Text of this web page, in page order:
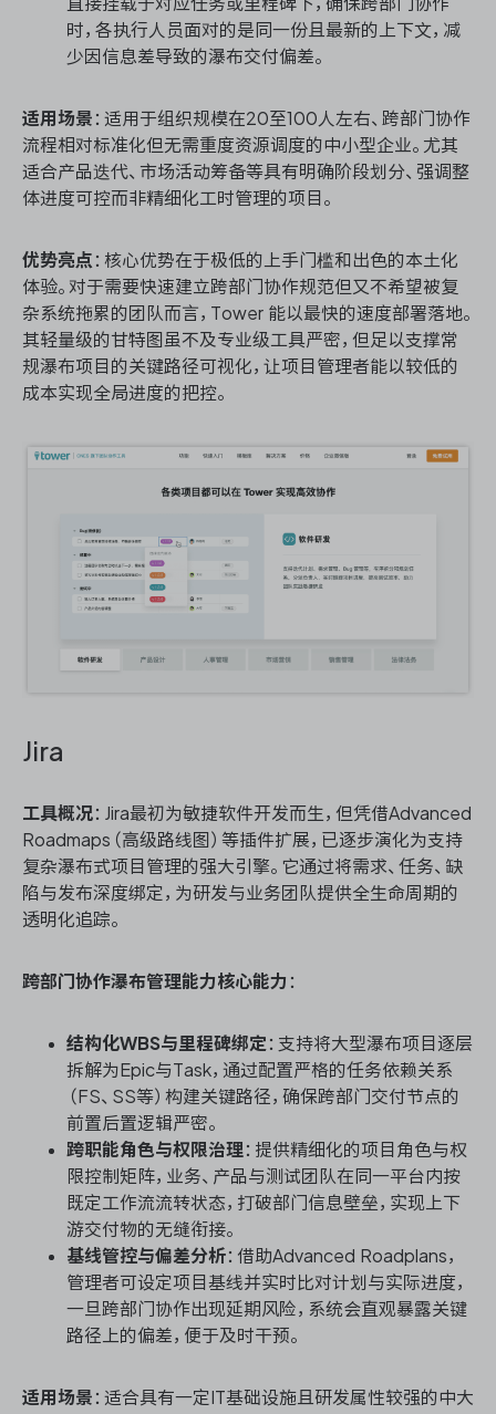
时，各执行人员面对的是同一份且最新的上下文，减
少因信息差导致的瀑布交付偏差。
适用场景 ：适用于组织规模在20至100人左右、跨部门协作
流程相对标准化但无需重度资源调度的中小型企业。尤其
适合产品迭代、市场活动筹备等具有明确阶段划分、强调整
体进度可控而非精细化工时管理的项目。
优势亮点 ：核心优势在于极低的上手门槛和出色的本土化
体验。对于需要快速建立跨部门协作规范但又不希望被复
杂系统拖累的团队而言，Tower 能以最快的速度部署落地。
其轻量级的甘特图虽不及专业级工具严密，但足以支撑常
规瀑布项目的关键路径可视化，让项目管理者能以较低的
成本实现全局进度的把控。
Jira
工具概况：Jira最初为敏捷软件开发而生，但凭借Advanced
Roadmaps（高级路线图）等插件扩展，已逐步演化为支持
复杂瀑布式项目管理的强大引擎。它通过将需求、任务、缺
陷与发布深度绑定，为研发与业务团队提供全生命周期的
透明化追踪。
跨部门协作瀑布管理能力核心能力 ：
结构化WBS与里程碑绑定 ：支持将大型瀑布项目逐层
拆解为Epic与Task，通过配置严格的任务依赖关系
（FS、SS等）构建关键路径，确保跨部门交付节点的
前置后置逻辑严密。
跨职能角色与权限治理：提供精细化的项目角色与权
限控制矩阵，业务、产品与测试团队在同一平台内按
既定工作流流转状态，打破部门信息壁垒，实现上下
游交付物的无缝衔接。
基线管控与偏差分析：借助Advanced Roadplans，
管理者可设定项目基线并实时比对计划与实际进度，
一旦跨部门协作出现延期风险，系统会直观暴露关键
路径上的偏差，便于及时干预。
适用场景 ：适合具有一定IT基础设施且研发属性较强的中大